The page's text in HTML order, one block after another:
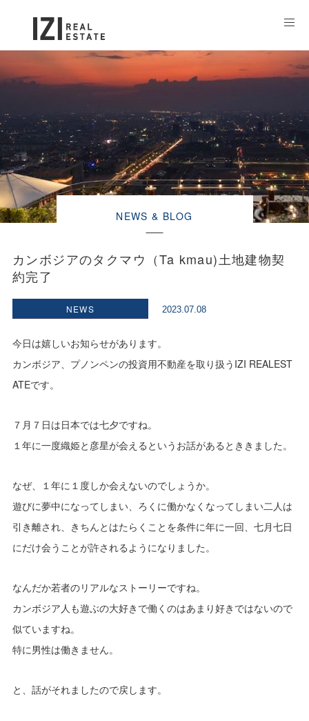
NEWS & BLOG
カンボジアのタクマウ（Ta kmau)土地建物契
約完了
NEWS 2023.07.08
今日は嬉しいお知らせがあります。
カンボジア、プノンペンの投資用不動産を取り扱うIZI REALEST
ATEです。
７月７日は日本では七夕ですね。
１年に一度織姫と彦星が会えるというお話があるとききました。
なぜ、１年に１度しか会えないのでしょうか。
遊びに夢中になってしまい、ろくに働かなくなってしまい二人は
引き離され、きちんとはたらくことを条件に年に一回、七月七日
にだけ会うことが許されるようになりました。
なんだか若者のリアルなストーリーですね。
カンボジア人も遊ぶの大好きで働くのはあまり好きではないので
似ていますね。
特に男性は働きません。
と、話がそれましたので戻します。